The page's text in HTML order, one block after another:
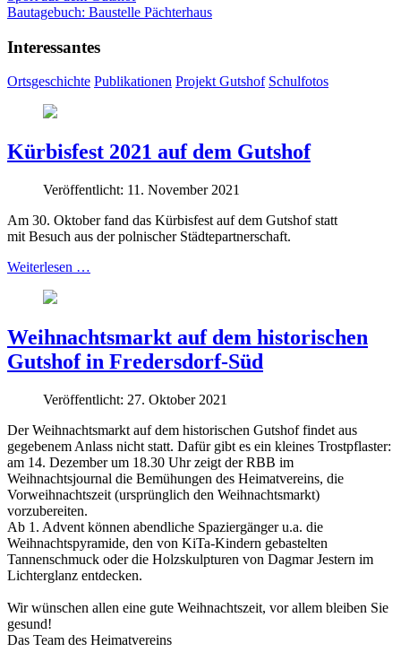
Bautagebuch: Baustelle Pächterhaus
Interessantes
Ortsgeschichte Publikationen Projekt Gutshof Schulfotos
Kürbisfest 2021 auf dem Gutshof
Veröffentlicht: 11. November 2021
Am 30. Oktober fand das Kürbisfest auf dem Gutshof statt
mit Besuch aus der polnischer Städtepartnerschaft.
Weiterlesen …
Weihnachtsmarkt auf dem historischen
Gutshof in Fredersdorf-Süd
Veröffentlicht: 27. Oktober 2021
Der Weihnachtsmarkt auf dem historischen Gutshof findet aus
gegebenem Anlass nicht statt. Dafür gibt es ein kleines Trostpflaster:
am 14. Dezember um 18.30 Uhr zeigt der RBB im
Weihnachtsjournal die Bemühungen des Heimatvereins, die
Vorweihnachtszeit (ursprünglich den Weihnachtsmarkt)
vorzubereiten.
Ab 1. Advent können abendliche Spaziergänger u.a. die
Weihnachtspyramide, den von KiTa-Kindern gebastelten
Tannenschmuck oder die Holzskulpturen von Dagmar Jestern im
Lichterglanz entdecken.
Wir wünschen allen eine gute Weihnachtszeit, vor allem bleiben Sie
gesund!
Das Team des Heimatvereins